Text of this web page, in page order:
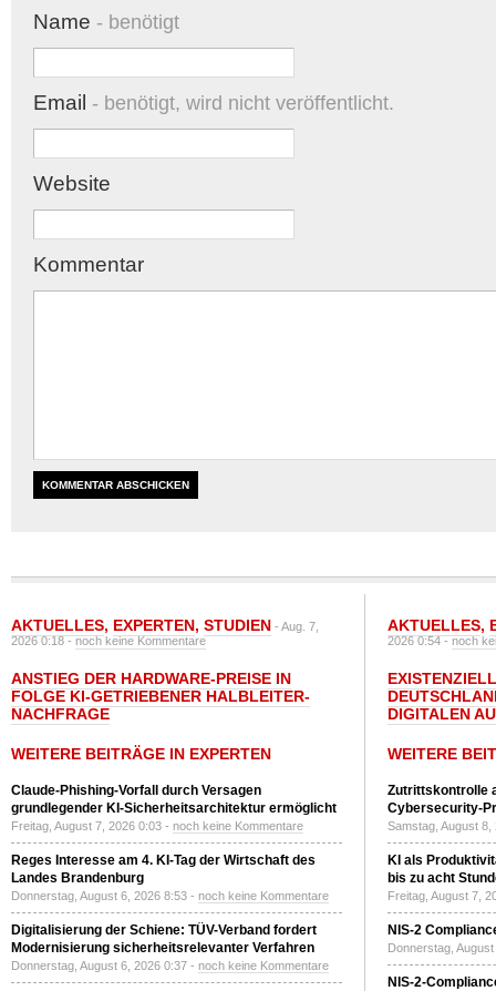
Name - benötigt
Email - benötigt, wird nicht veröffentlicht.
Website
Kommentar
AKTUELLES, EXPERTEN, STUDIEN - Aug. 7,
2026 0:18 -noch keine Kommentare
ANSTIEG DER HARDWARE-PREISE IN
FOLGE KI-GETRIEBENER HALBLEITER-
NACHFRAGE
WEITERE BEITRÄGE IN EXPERTEN
Claude-Phishing-Vorfall durch Versagen
grundlegender KI-Sicherheitsarchitektur ermöglicht
Freitag, August 7, 2026 0:03 - noch keine Kommentare
Reges Interesse am 4. KI-Tag der Wirtschaft des
Landes Brandenburg
Donnerstag, August 6, 2026 8:53 - noch keine Kommentare
Digitalisierung der Schiene: TÜV-Verband fordert
Modernisierung sicherheitsrelevanter Verfahren
Donnerstag, August 6, 2026 0:37 - noch keine Kommentare
AKTUELLES,
2026 0:54 -noch
DIGITALEN
WEITERE
Zutrittskontrolle
Cybersecurity-
Samstag, August
KI als
bis zu acht
Freitag, August 7,
NIS-2
Donnerstag,
NIS-2-